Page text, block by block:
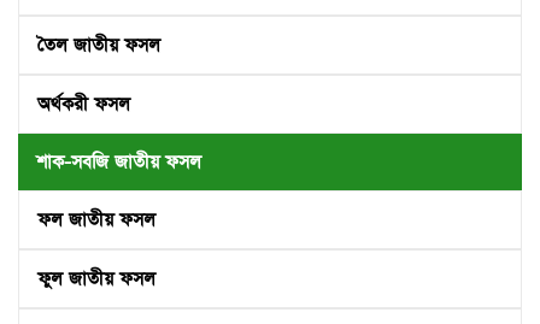
তৈল জাতীয় ফসল
অর্থকরী ফসল
শাক-সবজি জাতীয় ফসল
ফল জাতীয় ফসল
ফুল জাতীয় ফসল